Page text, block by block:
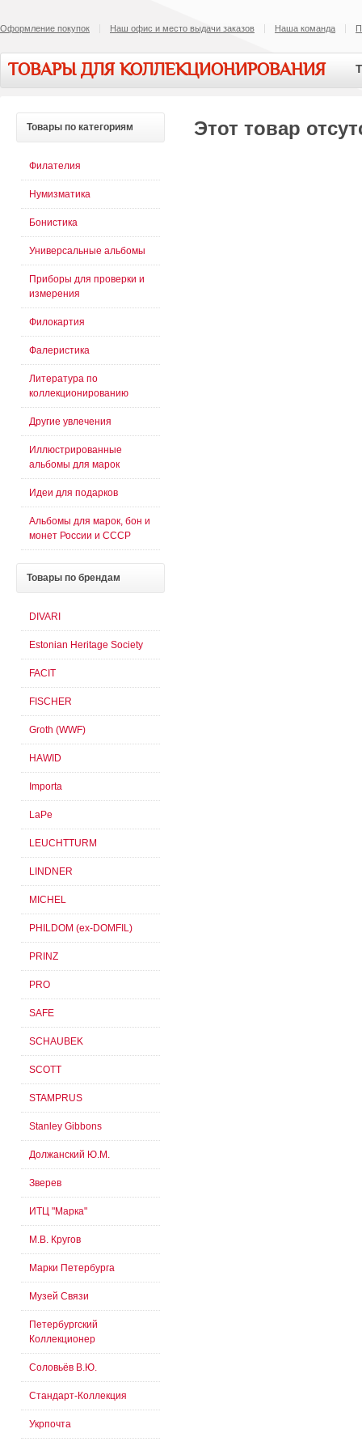
Оформление покупок Наш офис и место выдачи заказов Наша команда
ТОВАРЫ ДЛЯ КОЛЛЕКЦИОНИРОВАНИЯ
Этот товар
Товары по категориям
Филателия
Нумизматика
Бонистика
Универсальные альбомы
Приборы для проверки и
измерения
Филокартия
Фалеристика
Литература по
коллекционированию
Другие увлечения
Иллюстрированные
альбомы для марок
Идеи для подарков
Альбомы для марок, бон и
монет России и СССР
Товары по брендам
DIVARI
Estonian Heritage Society
FACIT
FISCHER
Groth (WWF)
HAWID
Importa
LaPe
LEUCHTTURM
LINDNER
MICHEL
PHILDOM (ex-DOMFIL)
PRINZ
PRO
SAFE
SCHAUBEK
SCOTT
STAMPRUS
Stanley Gibbons
Должанский Ю.М.
Зверев
ИТЦ "Марка"
М.В. Кругов
Марки Петербурга
Музей Связи
Петербургский
Коллекционер
Соловьёв В.Ю.
Стандарт-Коллекция
Укрпочта